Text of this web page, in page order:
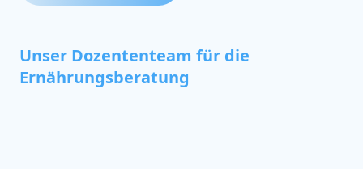
Unser Dozententeam für die
Ernährungsberatung